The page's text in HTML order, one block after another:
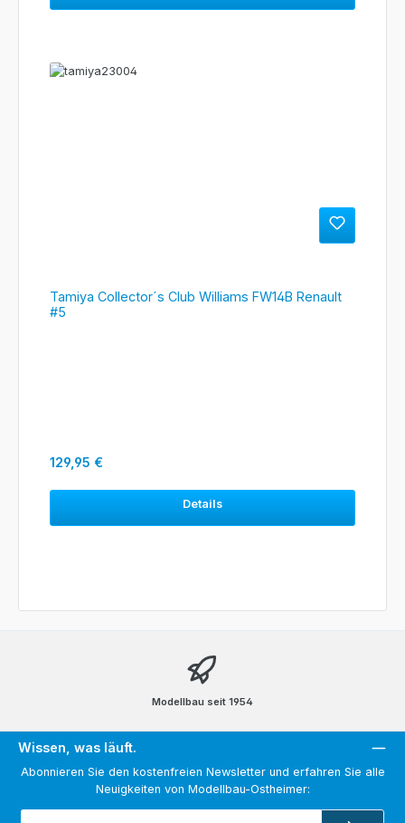
Tamiya Collector´s Club Williams FW14B Renault
#5
Regulärer Preis:
129,95 €
Details
Modellbau seit 1954
Wissen, was läuft.
Abonnieren Sie den kostenfreien Newsletter und erfahren Sie alle
Neuigkeiten von Modellbau-Ostheimer: